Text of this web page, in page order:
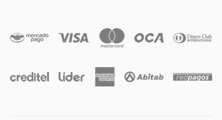
Iniciales